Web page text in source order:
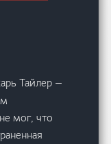
Тайлер —
мог, что